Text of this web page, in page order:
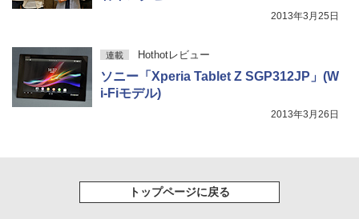
2013年3月25日
連載 Hothotレビュー
ソニー「Xperia Tablet Z SGP312JP」(W
i-Fiモデル)
2013年3月26日
トップページに戻る